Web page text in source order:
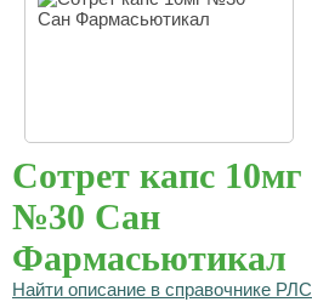
Сотрет капс 10мг
№30 Сан
Фармасьютикал
Найти описание в справочнике РЛС